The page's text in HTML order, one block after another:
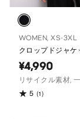
WOMEN, XS-3XL
クロップドジャケ
¥4,990
リサイクル素材,
5 (1)